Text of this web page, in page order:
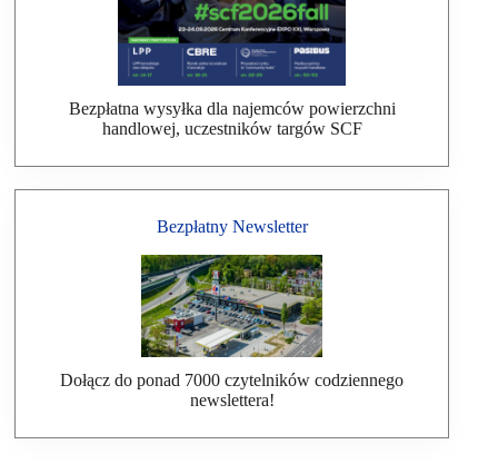
Bezpłatna wysyłka dla najemców powierzchni
handlowej, uczestników targów SCF
Bezpłatny Newsletter
Dołącz do ponad 7000 czytelników codziennego
newslettera!